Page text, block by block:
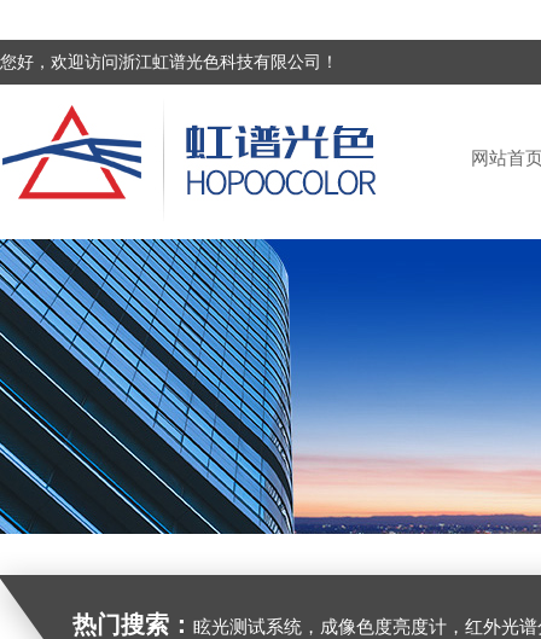
您好，欢迎访问浙江虹谱光色科技有限公司！
网站首
热门搜索： 眩光测试系统，成像色度亮度计，红外光谱分析仪，紫外光谱分析仪、医用光源光谱分析仪，光谱照度